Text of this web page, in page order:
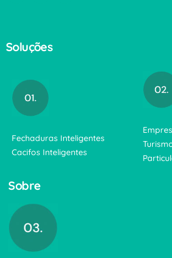
Soluções
Fechaduras Inteligentes
Cacifos Inteligentes
Sobre